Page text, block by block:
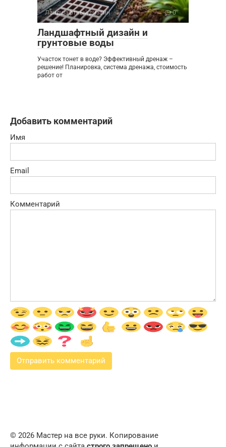
Ландшафтный дизайн 0
Ландшафтный дизайн и
грунтовые воды
Участок тонет в воде? Эффективный дренаж –
решение! Планировка, система дренажа, стоимость
работ от
Добавить комментарий
Имя
Email
Комментарий
© 2026 Мастер на все руки. Копирование